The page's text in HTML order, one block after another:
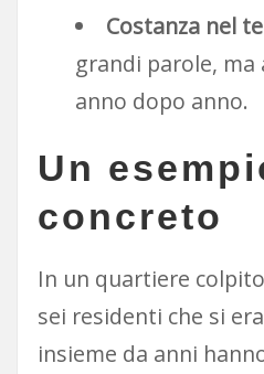
Costanza nel
grandi parole, ma
anno dopo anno.
Un
concreto
In un quartiere
sei residenti che si
insieme da anni